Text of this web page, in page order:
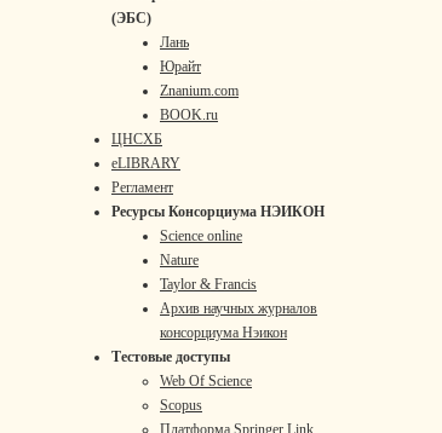
(ЭБС)
Лань
Юрайт
Znanium.com
BOOK.ru
ЦНСХБ
eLIBRARY
Регламент
Ресурсы Консорциума НЭИКОН
Science online
Nature
Taylor & Francis
Архив научных журналов
консорциума Нэикон
Тестовые доступы
Web Of Science
Scopus
Платформа Springer Link